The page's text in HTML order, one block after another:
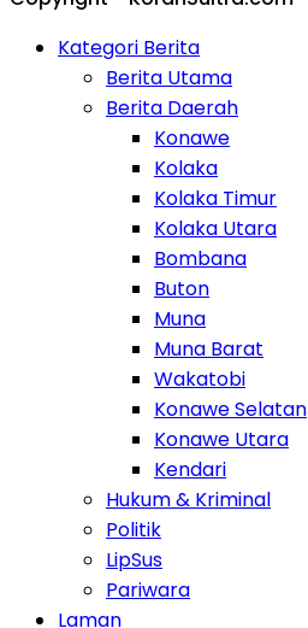
Kategori Berita
Berita Utama
Berita Daerah
Konawe
Kolaka
Kolaka Timur
Kolaka Utara
Bombana
Buton
Muna
Muna Barat
Wakatobi
Konawe Selatan
Konawe Utara
Kendari
Hukum & Kriminal
Politik
LipSus
Pariwara
Laman